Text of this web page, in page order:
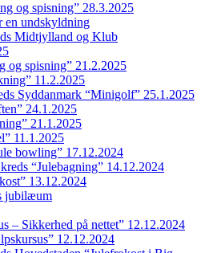
og spisning” 28.3.2025
en undskyldning
Midtjylland og Klub
og spisning” 21.2.2025
11.2.2025
Syddanmark “Minigolf” 25.1.2025
24.1.2025
21.1.2025
11.1.2025
bowling” 17.12.2024
“Julebagning” 14.12.2024
13.12.2024
jubilæum
– Sikkerhed på nettet” 12.12.2024
12.12.2024